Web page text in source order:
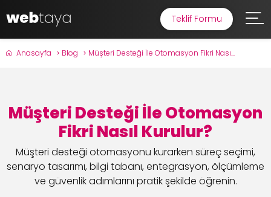
Teklif Formu
Anasayfa Blog Müşteri Desteği İle Otomasyon Fikri Nası...
Müşteri Desteği İle Otomasyon
Fikri Nasıl Kurulur?
Müşteri desteği otomasyonu kurarken süreç seçimi,
senaryo tasarımı, bilgi tabanı, entegrasyon, ölçümleme
ve güvenlik adımlarını pratik şekilde öğrenin.